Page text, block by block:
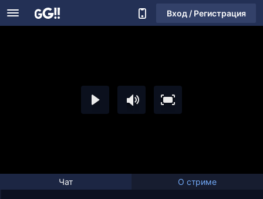
Вход / Регистрация
Чат О стриме